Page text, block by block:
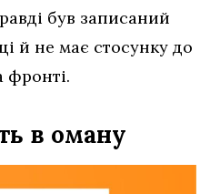
був записаний
й не має стосунку до
фронті.
в оману